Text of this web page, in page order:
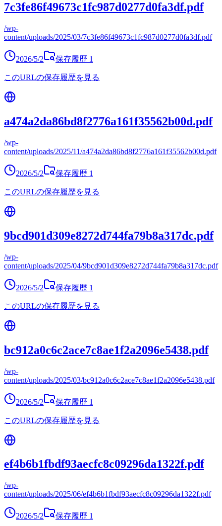
7c3fe86f49673c1fc987d0277d0fa3df.pdf
/wp-
content/uploads/2025/03/7c3fe86f49673c1fc987d0277d0fa3df.pdf
2026/5/2 保存履歴 1
このURLの保存履歴を見る
a474a2da86bd8f2776a161f35562b00d.pdf
/wp-
content/uploads/2025/11/a474a2da86bd8f2776a161f35562b00d.pdf
2026/5/2 保存履歴 1
このURLの保存履歴を見る
9bcd901d309e8272d744fa79b8a317dc.pdf
/wp-
content/uploads/2025/04/9bcd901d309e8272d744fa79b8a317dc.pdf
2026/5/2 保存履歴 1
このURLの保存履歴を見る
bc912a0c6c2ace7c8ae1f2a2096e5438.pdf
/wp-
content/uploads/2025/03/bc912a0c6c2ace7c8ae1f2a2096e5438.pdf
2026/5/2 保存履歴 1
このURLの保存履歴を見る
ef4b6b1fbdf93aecfc8c09296da1322f.pdf
/wp-
content/uploads/2025/06/ef4b6b1fbdf93aecfc8c09296da1322f.pdf
2026/5/2 保存履歴 1